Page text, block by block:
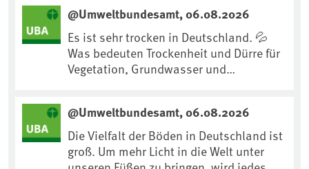
https://www.ardsounds.de/episode/urn
:ard:episode:0e7cf1c4b819c26d/
@Umweltbundesamt, 06.08.2026
Es ist sehr trocken in Deutschland. 💦
Was bedeuten Trockenheit und Dürre für
Vegetation, Grundwasser und
anpassen?🤔Antworten auf diese und
weitere Fragen auf unserer Webseite:
www.uba.de/trockenheit #Trockenheit
#Klimawandel
@Umweltbundesamt, 06.08.2026
Die Vielfalt der Böden in Deutschland ist
groß. Um mehr Licht in die Welt unter